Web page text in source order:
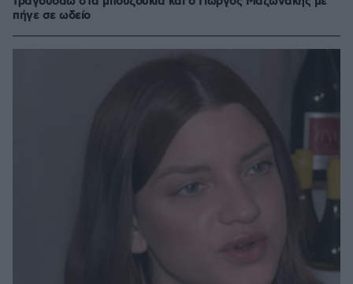
πήγε σε ωδείο